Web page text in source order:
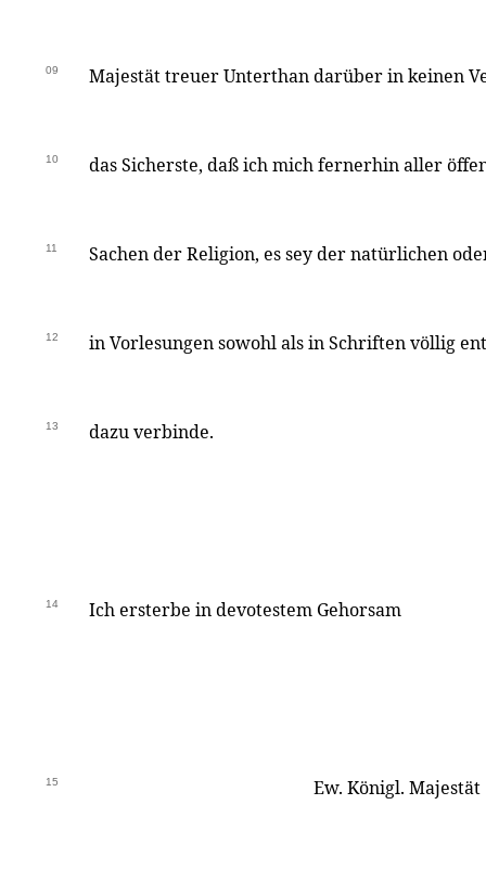
09 Majestät treuer Unterthan darüber in keinen
10 das Sicherste, daß ich mich fernerhin aller
11 Sachen der Religion, es sey der natürlichen
12 in Vorlesungen sowohl als in Schriften völlig
13 dazu verbinde.
14 Ich ersterbe in devotestem Gehorsam
15 Ew. Königl. Majestät